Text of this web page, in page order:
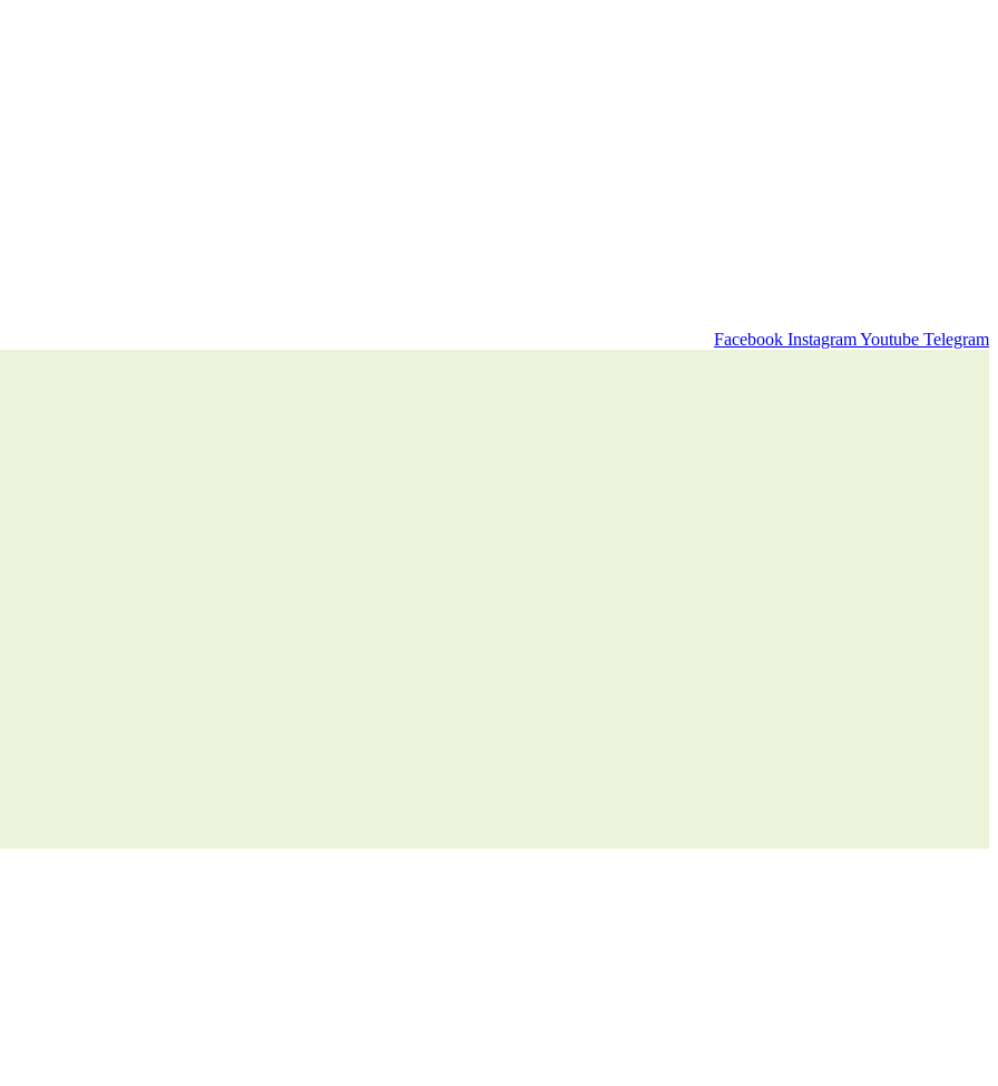
Facebook InstagramYoutube Telegram